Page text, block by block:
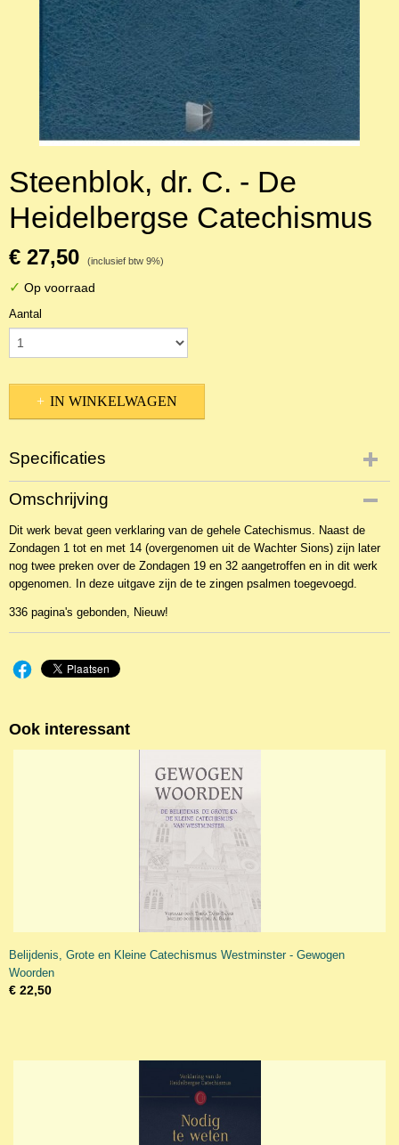
Steenblok, dr. C. - De
Heidelbergse Catechismus
€ 27,50 (inclusief btw 9%)
✓ Op voorraad
Aantal
IN WINKELWAGEN
Specificaties
Productcode
NBKTCv-388
EAN code
9789081503914
Omschrijving
Dit werk bevat geen verklaring van de gehele Catechismus. Naast de
Zondagen 1 tot en met 14 (overgenomen uit de Wachter Sions) zijn later
nog twee preken over de Zondagen 19 en 32 aangetroffen en in dit werk
opgenomen. In deze uitgave zijn de te zingen psalmen toegevoegd.
336 pagina's gebonden, Nieuw!
Ook interessant
Belijdenis, Grote en Kleine Catechismus Westminster - Gewogen
Woorden
€ 22,50